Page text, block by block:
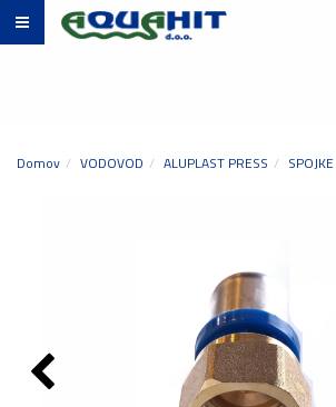
Domov VODOVOD ALUPLAST PRESS SPOJKE